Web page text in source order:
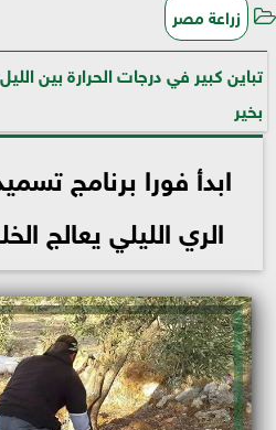
زراعة مصر
تباين كبير في درجات الحرارة بين
بخير
ابدأ فورا برنامج
الري الليلي يعالج